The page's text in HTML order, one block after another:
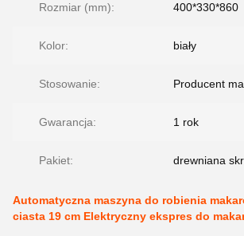
Rozmiar (mm): 400*330*860
Kolor: biały
Stosowanie: Producent
Gwarancja: 1 rok
Pakiet: drewniana
Automatyczna maszyna do robienia
ciasta 19 cm Elektryczny ekspres do